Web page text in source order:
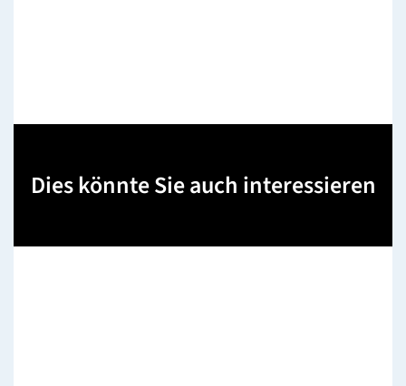
Dies könnte Sie auch interessieren